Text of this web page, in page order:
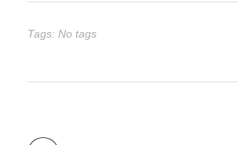
Tags: No tags